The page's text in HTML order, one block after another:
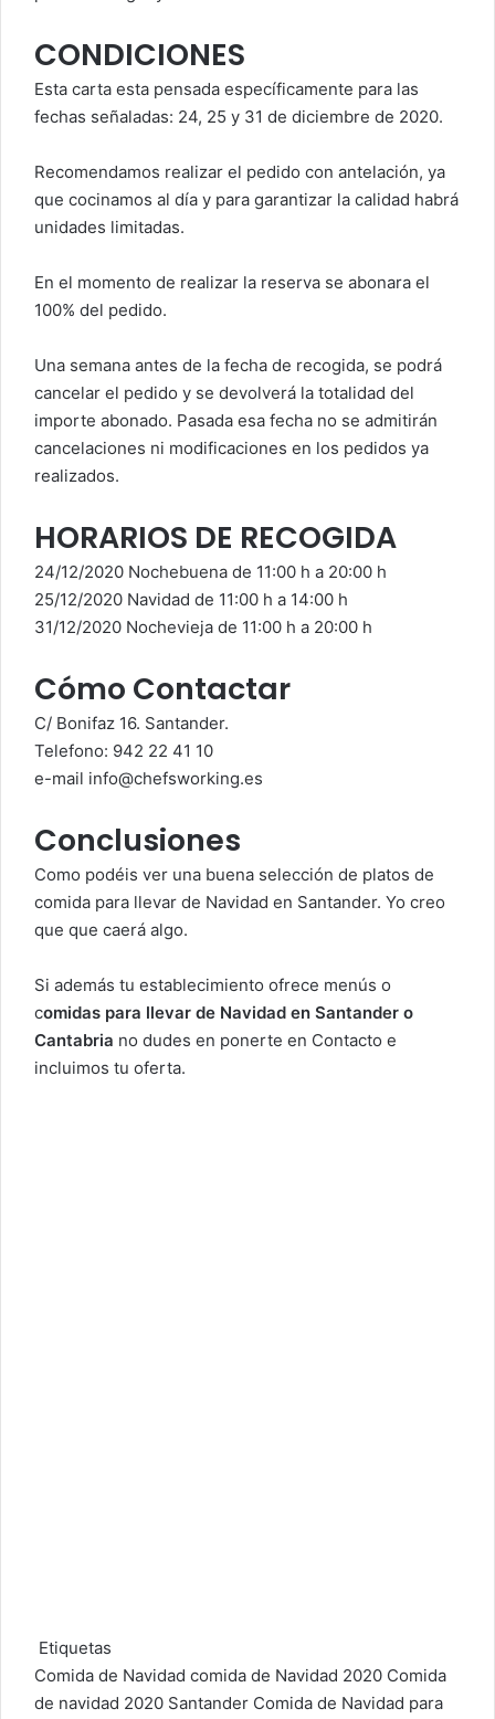
CONDICIONES
Esta carta esta pensada específicamente para las
fechas señaladas: 24, 25 y 31 de diciembre de 2020.
Recomendamos realizar el pedido con antelación, ya
que cocinamos al día y para garantizar la calidad habrá
unidades limitadas.
En el momento de realizar la reserva se abonara el
100% del pedido.
Una semana antes de la fecha de recogida, se podrá
cancelar el pedido y se devolverá la totalidad del
importe abonado. Pasada esa fecha no se admitirán
cancelaciones ni modificaciones en los pedidos ya
realizados.
HORARIOS DE RECOGIDA
24/12/2020 Nochebuena de 11:00 h a 20:00 h
25/12/2020 Navidad de 11:00 h a 14:00 h
31/12/2020 Nochevieja de 11:00 h a 20:00 h
Cómo Contactar
C/ Bonifaz 16. Santander.
Telefono: 942 22 41 10
e-mail info@chefsworking.es
Conclusiones
Como podéis ver una buena selección de platos de
comida para llevar de Navidad en Santander. Yo creo
que que caerá algo.
Si además tu establecimiento ofrece menús o
comidas para llevar de Navidad en Santander o
Cantabria no dudes en ponerte en Contacto e
incluimos tu oferta.
Etiquetas
Comida de Navidad comida de Navidad 2020 Comida
de navidad 2020 Santander Comida de Navidad para